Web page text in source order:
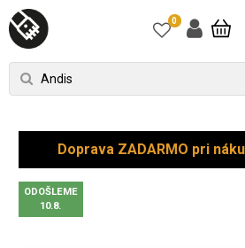
0
Doprava ZADARMO pri
ODOŠLEME
10.8.